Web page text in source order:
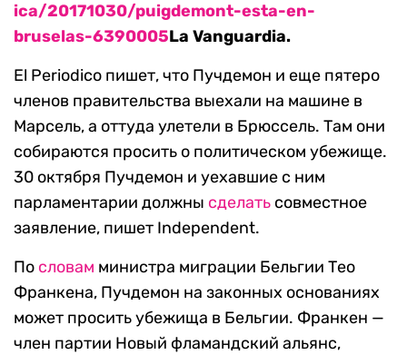
ica/20171030/puigdemont-esta-en-
bruselas-6390005La Vanguardia.
El Periodico пишет, что Пучдемон и еще пятеро
членов правительства выехали на машине в
Марсель, а оттуда улетели в Брюссель. Там они
собираются просить о политическом убежище.
30 октября Пучдемон и уехавшие с ним
парламентарии должны сделать совместное
заявление, пишет Independent.
По словам министра миграции Бельгии Тео
Франкена, Пучдемон на законных основаниях
может просить убежища в Бельгии. Франкен —
член партии Новый фламандский альянс,